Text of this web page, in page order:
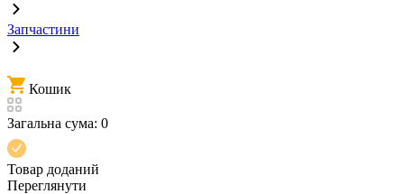
Запчастини
Кошик
Загальна сума: 0
Товар доданий
Переглянути